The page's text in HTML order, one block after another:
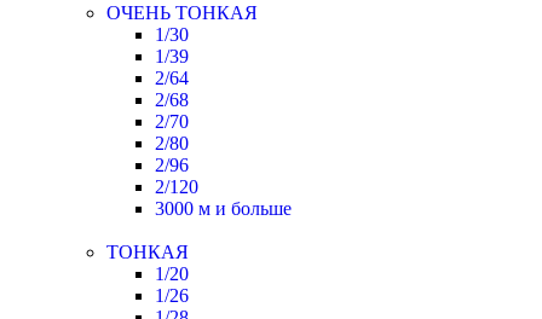
ОЧЕНЬ ТОНКАЯ
1/30
1/39
2/64
2/68
2/70
2/80
2/96
2/120
3000 м и больше
ТОНКАЯ
1/20
1/26